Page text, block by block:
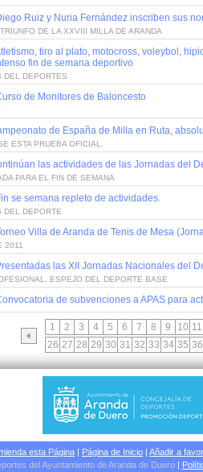
Ruiz y Nuria Fernández inscriben sus
DE LA XXVIII MILLA DE ARANDA
tiro al plato, motocross, voleybol,
fin de semana deportivo
DEL DEPORTES
de Monitores de Baloncesto
de España de Milla en Ruta,
ESTA PRUEBA OFICIAL.
las actividades de las Jornadas del
PARA EL FIN DE SEMANA
se semana repleto de actividades.
DEL DEPORTE
Villa de Aranda de Tenis de Mesa
2011
las XII Jornadas Nacionales del
ESPEJO DEL DEPORTE BASE
de subvenciones a APAS para
1 2 3 4 5 6 7 8 9 10 11
26 27 28 29 30 31 32 33 34 35 36
esta Página | Página de Inicio | Añadir a
del Ayuntamiento de Aranda de Duero|